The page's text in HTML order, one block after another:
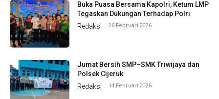
Buka Puasa Bersama Kapolri, Ketum LMP
Tegaskan Dukungan Terhadap Polri
Redaksi - 26 Februari 2026
Jumat Bersih SMP–SMK Triwijaya dan
Polsek Cijeruk
Redaksi - 14 Februari 2026